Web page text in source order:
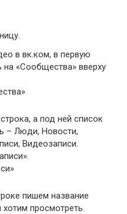
в вк.ком, в первую
на «Сообщества» вверху
а под ней список
– Люди, Новости,
, Видеозаписи.
.
пишем название
просмотреть.